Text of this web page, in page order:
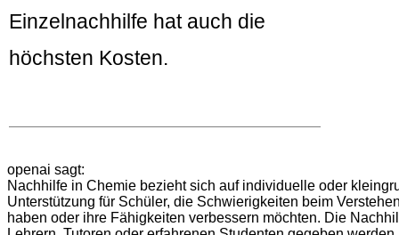
Einzelnachhilfe hat auch die
höchsten Kosten.
openai sagt:
Nachhilfe in Chemie bezieht sich auf individuelle oder
Unterstützung für Schüler, die Schwierigkeiten beim
haben oder ihre Fähigkeiten verbessern möchten. Die